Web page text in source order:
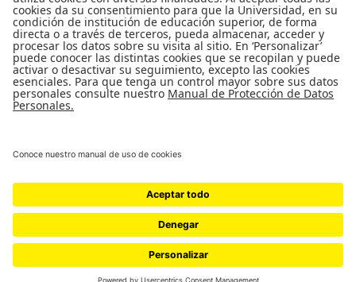
Enlaces de interés
Línea de Transparencia Uniandes
Protección de datos Personales
Transparencia y Acceso a Información Pública
MineducaciónReconocimiento como Universidad: Decreto
1297 del 30 de mayo de 1964.Reconocimiento personería
jurídica: Resolución 28 del 23 de febrero de 1949 Minjusticia.
© - Derechos Reservados Universidad de los Andes